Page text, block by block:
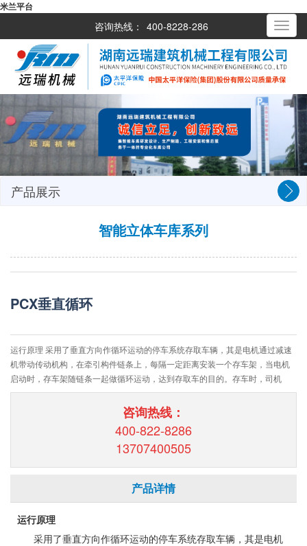
米兰平台
咨询热线： 400-8228-286
产品展示
智能立体车库系列
PCX垂直循环
运行原理 采用了垂直方向作循环运动的停车系统存取车辆，其是电机通过减速
机带动传动机构，在牵引构件链条上，每隔一定距离安装一个存车架，当电机
启动时，存车架随链条一起做循环运动，达到存取车的目的。存车时，司机
咨询热线：
400-822-8286
13707400505
产品详情
运行原理
采用了垂直方向作循环运动的停车系统存取车辆，其是电机
Toggle